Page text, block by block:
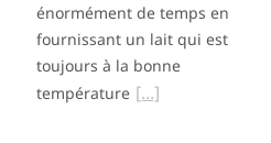
énormément de temps en
fournissant un lait qui est
toujours à la bonne
température